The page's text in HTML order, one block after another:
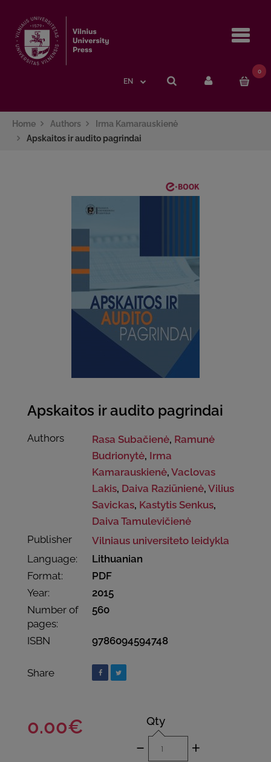
EN
0
Home Authors
Irma Kamarauskienė
Apskaitos ir audito pagrindai
Apskaitos ir audito pagrindai
Authors Rasa Subačienė, Ramunė
Budrionytė, Irma
Kamarauskienė,Vaclovas
Lakis, Daiva Raziūnienė,Vilius
Savickas, Kastytis Senkus,
Daiva Tamulevičienė
Publisher
Vilniaus universiteto leidykla
Language:
Lithuanian
Format:
PDF
Year:
2015
Number of
pages:
560
ISBN 9786094594748
Share
0.00€ Qty
- +